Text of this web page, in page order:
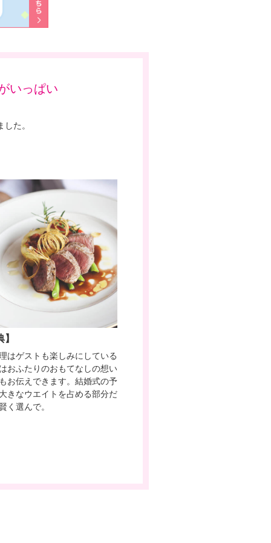
いっぱい
た。
はゲストも楽しみにしている
おふたりのおもてなしの想い
お伝えできます。結婚式の予
きなウエイトを占める部分だ
く選んで。